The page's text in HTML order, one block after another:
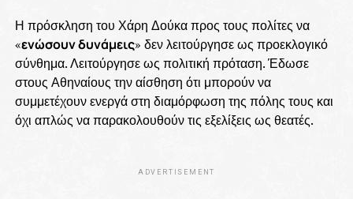
Η πρόσκληση του Χάρη Δούκα προς τους πολίτες να
«ενώσουν δυνάμεις» δεν λειτούργησε ως προεκλογικό
σύνθημα. Λειτούργησε ως πολιτική πρόταση. Έδωσε
στους Αθηναίους την αίσθηση ότι μπορούν να
συμμετέχουν ενεργά στη διαμόρφωση της πόλης τους και
όχι απλώς να παρακολουθούν τις εξελίξεις ως θεατές.
ADVERTISEMENT